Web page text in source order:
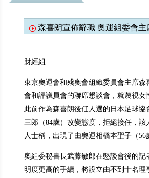
森喜朗宣佈辭職 奧運組委會主
財經組
東京奧運會和殘奧會組織委員會主席森
會和評議員會的聯席懇談會，就蔑視
此前作為森喜朗後任人選的日本足球
三郎（84歲）改變態度，拒絕接任，
人士稱，出現了由奧運相橋本聖子（
奧組委秘書長武藤敏郎在懇談會後的
明度更高的手續，將設立由不到十名理